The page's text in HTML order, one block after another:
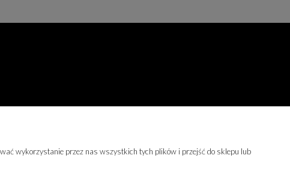
wykorzystanie przez nas wszystkich tych plików i przejść do sklepu lub